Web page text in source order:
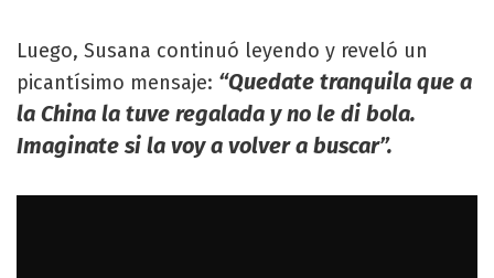
Luego, Susana continuó leyendo y reveló un
picantísimo mensaje: “Quedate tranquila que a
la China la tuve regalada y no le di bola.
Imaginate si la voy a volver a buscar”.